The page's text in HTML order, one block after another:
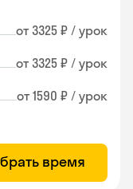
от 3325 ₽ / урок
от 3325 ₽ / урок
от 1590 ₽ / урок
время